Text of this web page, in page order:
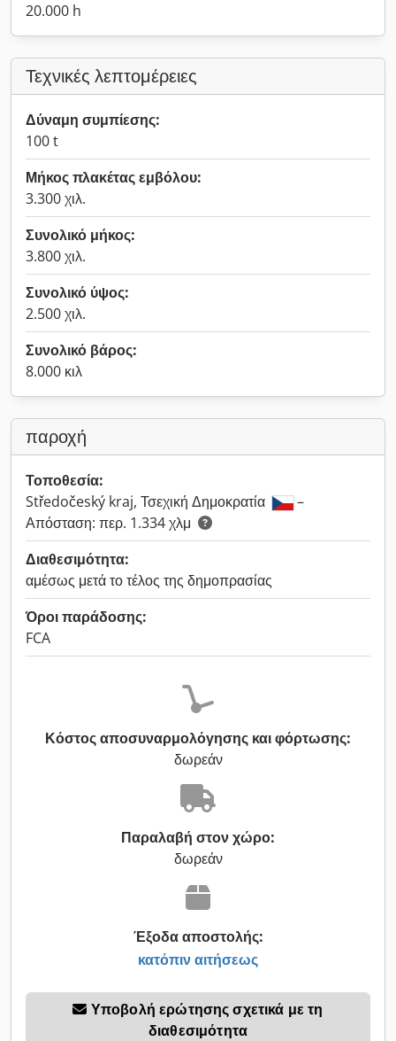
20.000 h
Τεχνικές λεπτομέρειες
Δύναμη συμπίεσης:
100 t
Μήκος πλακέτας εμβόλου:
3.300 χιλ.
Συνολικό μήκος:
3.800 χιλ.
Συνολικό ύψος:
2.500 χιλ.
Συνολικό βάρος:
8.000 κιλ
παροχή
Τοποθεσία:
Středočeský kraj, Τσεχική Δημοκρατία
–
Απόσταση: περ. 1.334 χλμ
Διαθεσιμότητα:
αμέσως μετά το τέλος της δημοπρασίας
Όροι παράδοσης:
FCA
Κόστος αποσυναρμολόγησης και φόρτωσης:
δωρεάν
Παραλαβή στον χώρο:
δωρεάν
Έξοδα αποστολής:
κατόπιν αιτήσεως
διαθεσιμότητα